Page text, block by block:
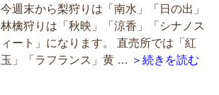
今週末から梨狩りは「南水」「日の出」
林檎狩りは「秋映」「涼香」「シナノス
ィート」になります。 直売所では「紅
玉」「ラフランス」黄 … ＞続きを読む